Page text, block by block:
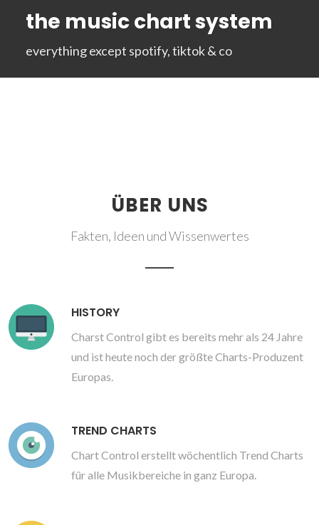
the music chart system
everything except spotify, tiktok & co
ÜBER UNS
Fakten, Ideen und Wissenwertes
HISTORY
Charst Control gibt es bereits mehr als 24 Jahre
und ist heute noch der größte Charts-Produzent
Europas.
TREND CHARTS
Chart Control erstellt wöchentlich Trend Charts
für alle Musikbereiche in ganz Europa.